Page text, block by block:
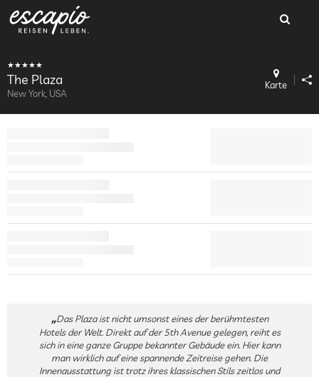
The Plaza
New York, USA
Karte
Das Plaza ist nicht umsonst eines der berühmtesten
Hotels der Welt. Direkt auf der 5th Avenue gelegen, reiht es
sich in eine ganze Gruppe bekannter Gebäude ein. Hier kann
man wirklich auf eine spannende Zeitreise gehen. Die
Innenausstattung ist trotz ihres klassischen Stils zeitlos und